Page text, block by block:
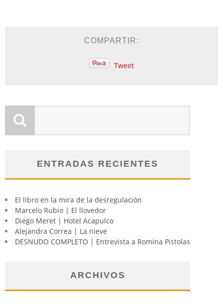
COMPARTIR:
Tweet
ENTRADAS RECIENTES
El libro en la mira de la desregulación
Marcelo Rubio | El llovedor
Diego Meret | Hotel Acapulco
Alejandra Correa | La nieve
DESNUDO COMPLETO | Entrevista a Romina Pistolas
ARCHIVOS